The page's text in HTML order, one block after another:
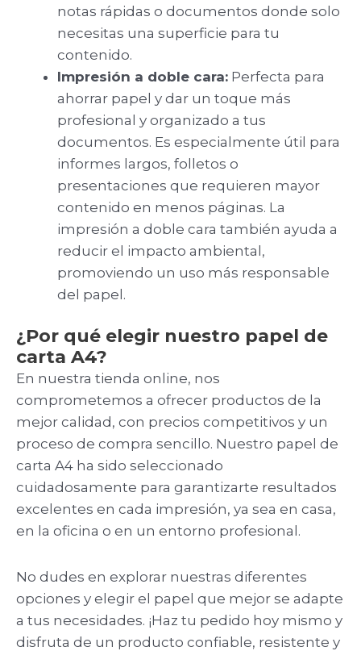
notas rápidas o documentos donde solo
necesitas una superficie para tu
contenido.
Impresión a doble cara: Perfecta para
ahorrar papel y dar un toque más
profesional y organizado a tus
documentos. Es especialmente útil para
informes largos, folletos o
presentaciones que requieren mayor
contenido en menos páginas. La
impresión a doble cara también ayuda a
reducir el impacto ambiental,
promoviendo un uso más responsable
del papel.
¿Por qué elegir nuestro papel de
carta A4?
En nuestra tienda online, nos
comprometemos a ofrecer productos de la
mejor calidad, con precios competitivos y un
proceso de compra sencillo. Nuestro papel de
carta A4 ha sido seleccionado
cuidadosamente para garantizarte resultados
excelentes en cada impresión, ya sea en casa,
en la oficina o en un entorno profesional.
No dudes en explorar nuestras diferentes
opciones y elegir el papel que mejor se adapte
a tus necesidades. ¡Haz tu pedido hoy mismo y
disfruta de un producto confiable, resistente y